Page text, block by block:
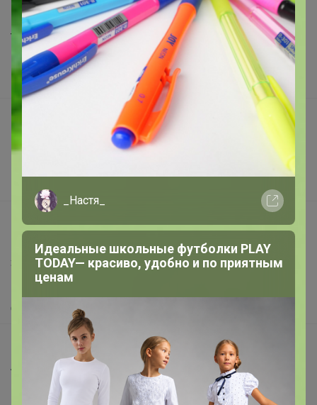
Шоурумы
Торговые марки
Наша команда
В наличии
Подарочные сертификаты
Вакансии
support@24-ok.ru
Написать в поддержку
Защита покупателя
Помощь
О нас
Все предложения
Анонсы
Новости
_Настя_
Идеальные школьные футболки PLAY
TODAY— красиво, удобно и по приятным
ценам